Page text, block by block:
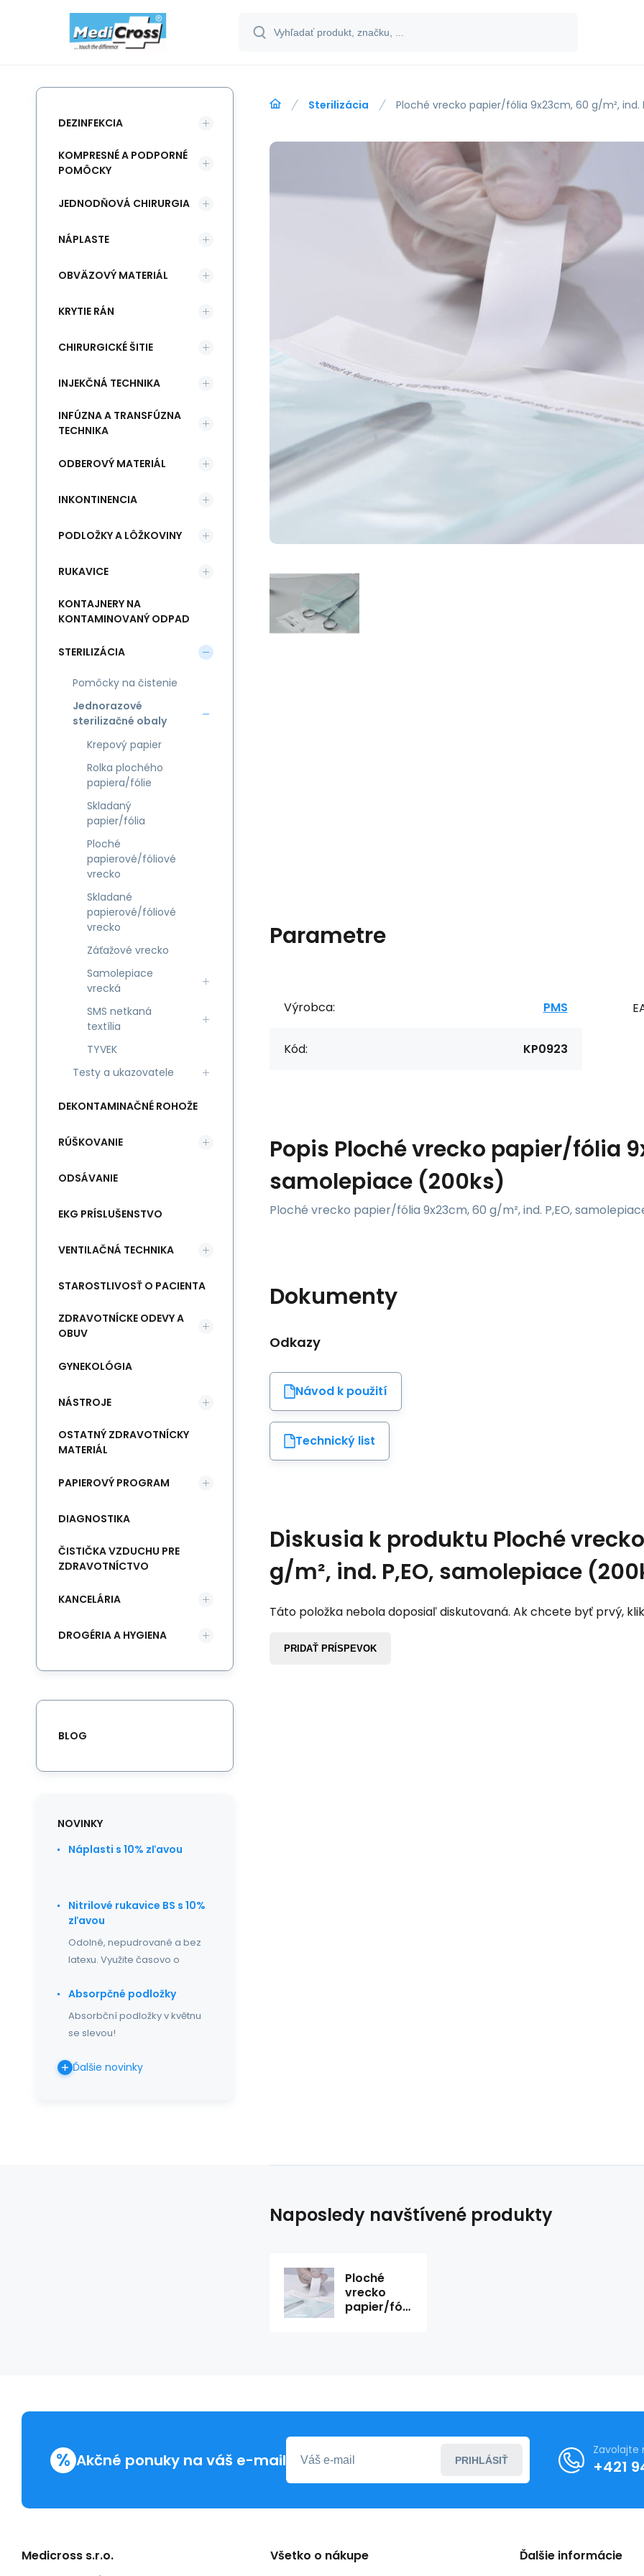
Sterilizácia Ploché vrecko papier/fólia 9x23cm, 60 g/m², ind.
Parametre
Výrobca: PMS
Kód: KP0923
Popis Ploché vrecko papier/fólia
samolepiace (200ks)
Ploché vrecko papier/fólia 9x23cm, 60 g/m², ind. P,EO,
Dokumenty
Odkazy
Návod k použití
Technický list
Diskusia k produktu Ploché
g/m², ind. P,EO, samolepiace
Táto položka nebola doposiaľ diskutovaná. Ak chcete byť prvý,
PRIDAŤ PRÍSPEVOK
DEZINFEKCIA
KOMPRESNÉ A PODPORNÉ
POMÔCKY
JEDNODŇOVÁ CHIRURGIA
NÁPLASTE
OBVÄZOVÝ MATERIÁL
KRYTIE RÁN
CHIRURGICKÉ ŠITIE
INJEKČNÁ TECHNIKA
INFÚZNA A TRANSFÚZNA
TECHNIKA
ODBEROVÝ MATERIÁL
INKONTINENCIA
PODLOŽKY A LÔŽKOVINY
RUKAVICE
KONTAJNERY NA
KONTAMINOVANÝ ODPAD
STERILIZÁCIA
Pomôcky na čistenie
Jednorazové
sterilizačné obaly
Krepový papier
Rolka plochého
papiera/fólie
Skladaný
papier/fólia
Ploché
papierové/fóliové
vrecko
Skladané
papierové/fóliové
vrecko
Záťažové vrecko
Samolepiace
vrecká
SMS netkaná
textília
TYVEK
Testy a ukazovatele
DEKONTAMINAČNÉ ROHOŽE
RÚŠKOVANIE
ODSÁVANIE
EKG PRÍSLUŠENSTVO
VENTILAČNÁ TECHNIKA
STAROSTLIVOSŤ O PACIENTA
ZDRAVOTNÍCKE ODEVY A
OBUV
GYNEKOLÓGIA
NÁSTROJE
OSTATNÝ ZDRAVOTNÍCKY
MATERIÁL
PAPIEROVÝ PROGRAM
DIAGNOSTIKA
ČISTIČKA VZDUCHU PRE
ZDRAVOTNÍCTVO
KANCELÁRIA
DROGÉRIA A HYGIENA
BLOG
NOVINKY
Náplasti s 10% zľavou
Nitrilové rukavice BS s 10%
zľavou
Odolné, nepudrované a bez
latexu. Využite časovo o
Absorpčné podložky
Absorbční podložky v květnu
se slevou!
Ďalšie novinky
Naposledy navštívené produkty
Ploché
vrecko
papier/fólia
% Akčné ponuky na váš e-mail PRIHLÁSIŤ
Zavolajte
+421
Medicross s.r.o. Všetko o nákupe Ďalšie informácie